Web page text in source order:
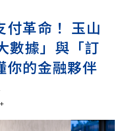
付革命！ 玉山
數據」與「訂
你的金融夥伴